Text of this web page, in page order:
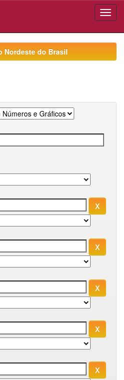
Nordeste do Brasil